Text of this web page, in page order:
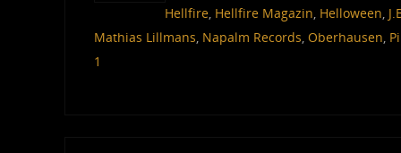
Hellfire, Hellfire Magazin, Helloween,
Mathias Lillmans, Napalm Records, Oberhausen,
1